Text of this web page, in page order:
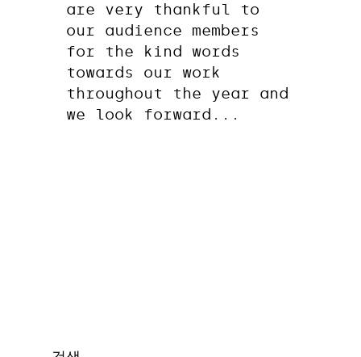
are very thankful to
our audience members
for the kind words
towards our work
throughout the year and
we look forward...